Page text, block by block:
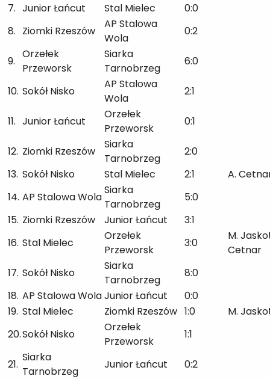
7. Junior Łańcut Stal Mielec
0:0
8. Ziomki Rzeszów
AP Stalowa
Wola
0:2
9.
Orzełek
Przeworsk
Siarka
Tarnobrzeg
6:0
10. Sokół Nisko
AP Stalowa
Wola
2:1
11. Junior Łańcut
Orzełek
Przeworsk
0:1
12. Ziomki Rzeszów
Siarka
Tarnobrzeg
2:0
13. Sokół Nisko Stal Mielec 2:1
A.
14. AP Stalowa Wola
Siarka
Tarnobrzeg
5:0
15. Ziomki Rzeszów Junior Łańcut
3:1
16. Stal Mielec
Orzełek
Przeworsk
3:0
M.
Cetnar
17. Sokół Nisko
Siarka
Tarnobrzeg
8:0
18. AP Stalowa WolaJunior Łańcut
0:0
19. Stal Mielec Ziomki Rzeszów 1:0
M.
20.Sokół Nisko
Orzełek
Przeworsk
1:1
21.
Siarka
Tarnobrzeg
Junior Łańcut 0:2